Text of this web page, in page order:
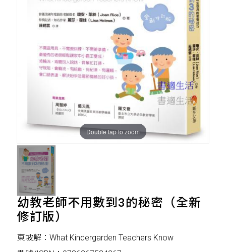
Double tap to zoom
幼教老師不用數到3的秘密（全新
修訂版）
東坡解：What Kindergarden Teachers Know